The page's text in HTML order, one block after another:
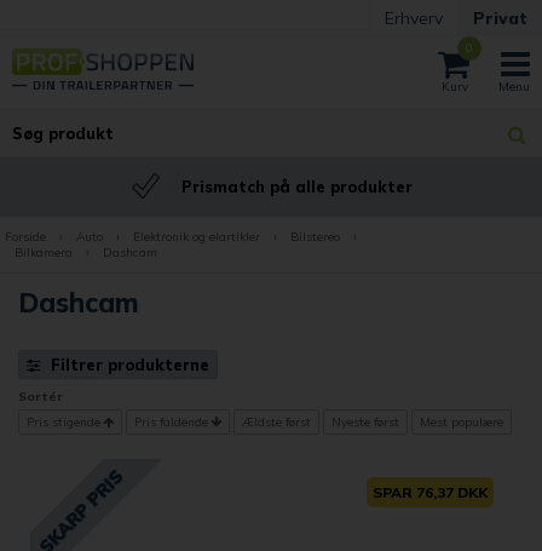
Erhverv Privat
0
Prismatch på alle produkter
Forside Auto Elektronik og elartikler Bilstereo
Bilkamera
Dashcam
Dashcam
Filtrer produkterne
Sortér
Pris stigende
Pris faldende Ældste først Nyeste først Mest populære
SPAR 76,37 DKK